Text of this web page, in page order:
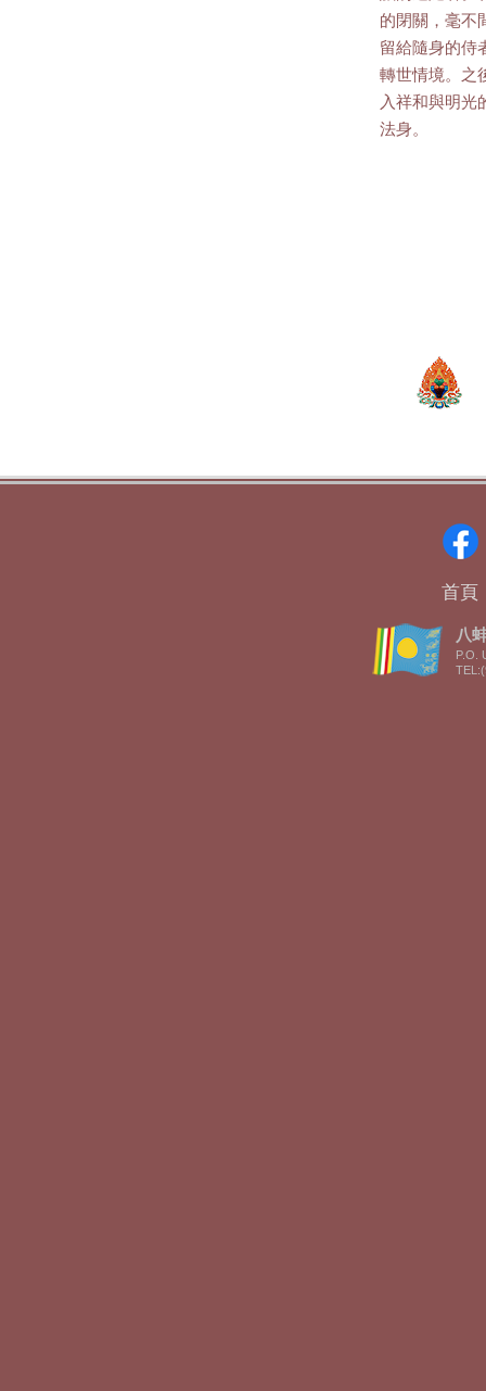
的閉關，毫不
留給隨身的侍
轉世情境。之
入祥和與明光
法身。
首頁
八
P.O.